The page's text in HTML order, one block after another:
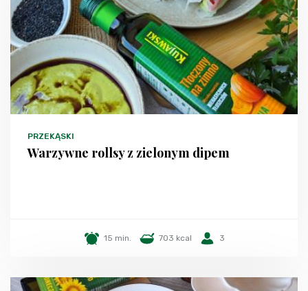
PRZEKĄSKI
Warzywne rollsy z zielonym dipem
15 min. 703 kcal 3